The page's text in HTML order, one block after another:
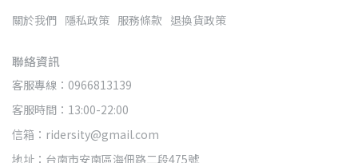
關於我們 隱私政策 服務條款 退換貨政策
聯絡資訊
客服專線：0966813139
客服時間：13:00-22:00
信箱：ridersity@gmail.com
地址：台南市安南區海佃路二段475號